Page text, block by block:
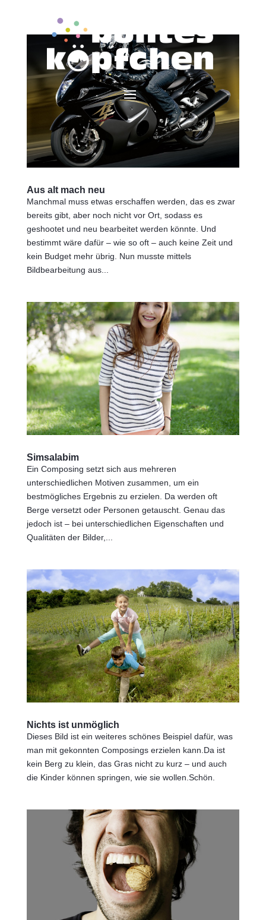
Aus alt mach neu
Manchmal muss etwas erschaffen werden, das es zwar
bereits gibt, aber noch nicht vor Ort, sodass es
geshootet und neu bearbeitet werden könnte. Und
bestimmt wäre dafür – wie so oft – auch keine Zeit und
kein Budget mehr übrig. Nun musste mittels
Bildbearbeitung aus...
Simsalabim
Ein Composing setzt sich aus mehreren
unterschiedlichen Motiven zusammen, um ein
bestmögliches Ergebnis zu erzielen. Da werden oft
Berge versetzt oder Personen getauscht. Genau das
jedoch ist – bei unterschiedlichen Eigenschaften und
Qualitäten der Bilder,...
Nichts ist unmöglich
Dieses Bild ist ein weiteres schönes Beispiel dafür, was
man mit gekonnten Composings erzielen kann.Da ist
kein Berg zu klein, das Gras nicht zu kurz – und auch
die Kinder können springen, wie sie wollen.Schön.